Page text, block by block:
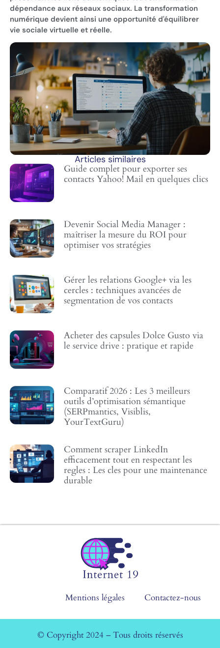
dépendance aux réseaux sociaux. La transformation
numérique devient ainsi une opportunité d'équilibrer
vie sociale virtuelle et réelle.
Articles similaires
Guide complet pour exporter ses
contacts Yahoo! Mail en quelques clics
Devenir Social Media Manager :
maîtriser la mesure du ROI pour
optimiser vos stratégies
Gérer les relations Google+ via les
cercles : techniques avancées de
segmentation de vos contacts
Acheter des capsules Dolce Gusto via
le service drive : pratique et rapide
Comparatif 2026 : Les 3 meilleurs
outils d’optimisation sémantique
(SERPmantics, Visiblis,
YourTextGuru)
Comment scraper LinkedIn
efficacement tout en respectant les
regles : Les cles pour une maintenance
durable
Mentions légales Contactez-nous
© Copyright 2024 – Tous droits réservés